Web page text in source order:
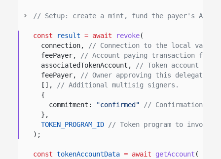
// Setup: create a mint, fund the payer's ATA,
const result = await revoke(
connection,
// Connection to the local
feePayer,
// Account paying transaction fees.
associatedTokenAccount,
// Token account
feePayer,
// Owner approving this delegate
[],
// Additional multisig signers.
{
commitment:
"confirmed"
// Confirmation
},
TOKEN_PROGRAM_ID
// Token program to invoke.
);
const tokenAccountData = await getAccount (